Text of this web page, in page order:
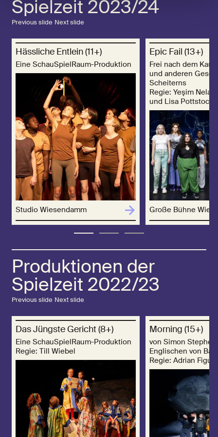
Spielzeit 2023/24
Previous slide Next slide
Hässliche Entlein (11+)
Eine SchauSpielRaum-Produktion
Studio Wiesendamm
Epic Fail (13+)
Frei nach dem
und anderen
Scheiterns
Regie: Yeşim Nela
und Lisa Pottstock
Große Bühne
Produktionen der
Spielzeit 2022/23
Previous slide Next slide
Das Jüngste Gericht (8+)
Eine SchauSpielRaum-Produktion
Regie: Till Wiebel
Morning (15+)
von Simon
Englischen von
Regie: Adrian